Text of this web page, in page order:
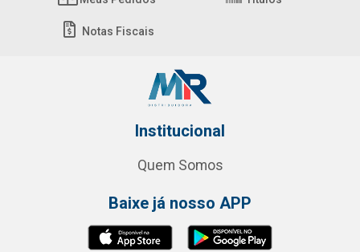
Notas Fiscais
Institucional
Quem Somos
Baixe já nosso APP